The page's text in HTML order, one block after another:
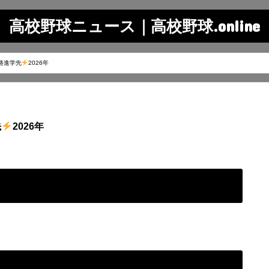
高校野球ニュース｜高校野球.online
進学先 2026年
2026年